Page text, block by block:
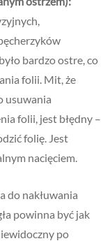
bardzo ostre, co
folii. Mit, że
usuwania
folii, jest błędny –
folię. Jest
nacięciem.
do nakłuwania
powinna być jak
po